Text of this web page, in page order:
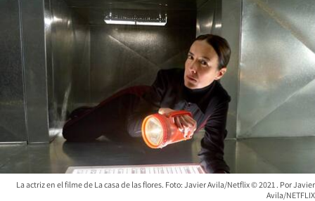
La actriz en el filme de La casa de las flores. Foto: Javier Avila/Netflix ©️ 2021
Javier
Avila/NETFLIX